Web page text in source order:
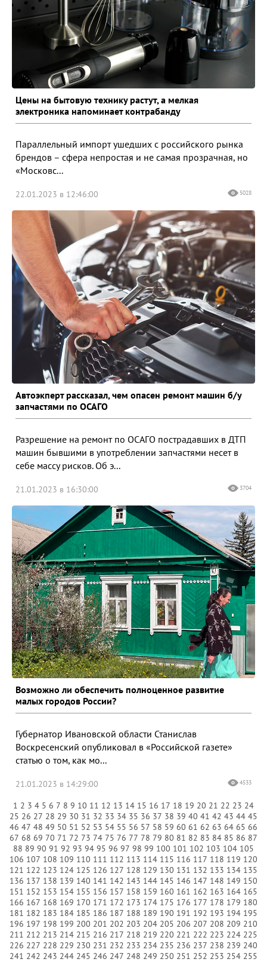
Цены на бытовую технику растут, а мелкая
электроника напоминает контрабанду
Параллельный импорт ушедших с российского рынка
брендов – сфера непростая и не самая прозрачная, но
«Московс...
22.01.2023 в 12:46:00 5028
Автоэкперт рассказал, чем опасен ремонт машин б/у
запчастями по ОСАГО
Разрешение на ремонт по ОСАГО пострадавших в ДТП
машин бывшими в употреблении запчастями несет в
себе массу рисков. Об э...
21.01.2023 в 16:30:00 3704
Возможно ли обеспечить полноценное развитие
малых городов России?
Губернатор Ивановской области Станислав
Воскресенский опубликовал в «Российской газете»
статью о том, как мо...
21.01.2023 в 14:29:00 4533
1 2 3 4 5 6 7 8 9 10 11 12 13 14 15 16 17 18 19 20 21 22 23 24
25 26 27 28 29 30 31 32 33 34 35 36 37 38 39 40 41 42 43 44 45
46 47 48 49 50 51 52 53 54 55 56 57 58 59 60 61 62 63 64 65 66
67 68 69 70 71 72 73 74 75 76 77 78 79 80 81 82 83 84 85 86 87
88 89 90 91 92 93 94 95 96 97 98 99 100 101 102 103 104 105
106 107 108 109 110 111 112 113 114 115 116 117 118 119 120
121 122 123 124 125 126 127 128 129 130 131 132 133 134 135
136 137 138 139 140 141 142 143 144 145 146 147 148 149 150
151 152 153 154 155 156 157 158 159 160 161 162 163 164 165
166 167 168 169 170 171 172 173 174 175 176 177 178 179 180
181 182 183 184 185 186 187 188 189 190 191 192 193 194 195
196 197 198 199 200 201 202 203 204 205 206 207 208 209 210
211 212 213 214 215 216 217 218 219 220 221 222 223 224 225
226 227 228 229 230 231 232 233 234 235 236 237 238 239 240
241 242 243 244 245 246 247 248 249 250 251 252 253 254 255